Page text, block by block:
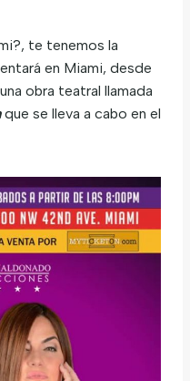
te tenemos la
en Miami, desde
obra teatral llamada
que se lleva a cabo en el